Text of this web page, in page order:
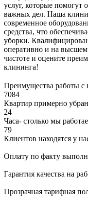
услуг, которые помогут
важных дел. Наша
современное
средства, что
уборки.
оперативно и на высшем
чистоте и оцените
клининга!
Преимущества работы с
7084
Квартир примерно
24
Часа- столько мы
79
Клиентов находятся у
Оплату по факту
Гарантия качества на
Прозрачная тарифная